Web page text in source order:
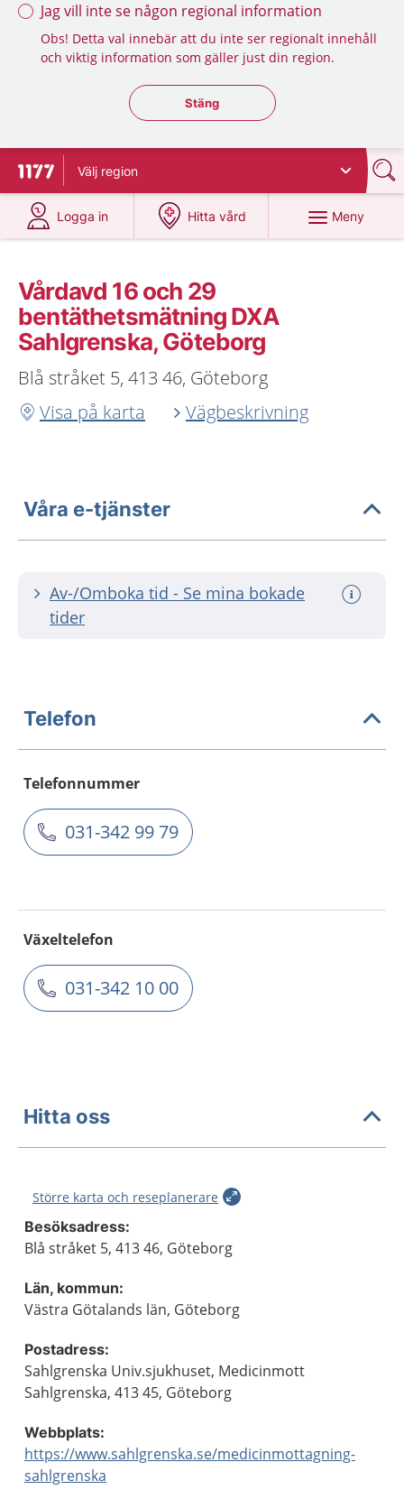
Jag vill inte se någon regional information
Obs! Detta val innebär att du inte ser regionalt innehåll
och viktig information som gäller just din region.
Stäng regionsväljaren
Stäng
Till startsidan för 1177
Välj region
Logga in
på 1177.se
Hitta vård
på 1177.se
Meny
Vårdavd 16 och 29
bentäthetsmätning DXA
Sahlgrenska, Göteborg
Blå stråket 5, 413 46, Göteborg
Visa på karta
Vägbeskrivning
Våra e-tjänster
Av-/Omboka tid - Se mina bokade
tider
Telefon
Telefonnummer
031-342 99 79
Växeltelefon
031-342 10 00
Hitta oss
Större karta och reseplanerare
Besöksadress:
Blå stråket 5, 413 46, Göteborg
Län, kommun:
Västra Götalands län, Göteborg
Postadress:
Sahlgrenska Univ.sjukhuset, Medicinmott
Sahlgrenska, 413 45, Göteborg
Webbplats:
https://www.sahlgrenska.se/medicinmottagning-
sahlgrenska